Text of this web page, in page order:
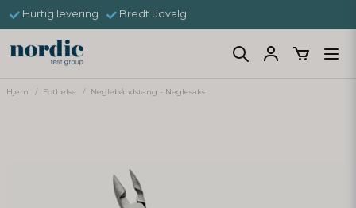
Hurtig levering Bredt udvalg
Hjem Fothelse Neglebåndstang - Neglesaks